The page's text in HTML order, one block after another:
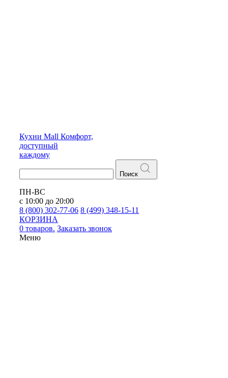
Кухни Mall Комфорт,
доступный
каждому
Поиск
ПН-ВС
с 10:00 до 20:00
8 (800) 302-77-06 8 (499) 348-15-11
КОРЗИНА
0 товаров. Заказать звонок
Меню